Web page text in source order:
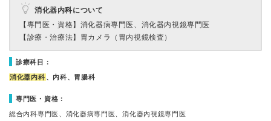
消化器内科について
【専門医・資格】 消化器病専門医、消化器内視鏡専門医
【診療・治療法】 胃カメラ（胃内視鏡検査）
診療科目：
消化器内科 、内科、胃腸科
専門医・資格：
総合内科専門医、消化器病専門医、消化器内視鏡専門医